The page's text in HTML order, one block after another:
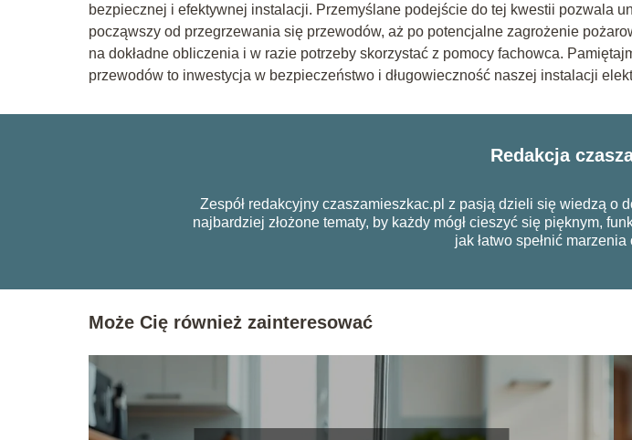
bezpiecznej i efektywnej instalacji. Przemyślane podejście do tej kwestii pozwala
począwszy od przegrzewania się przewodów, aż po potencjalne zagrożenie
na dokładne obliczenia i w razie potrzeby skorzystać z pomocy fachowca.
przewodów to inwestycja w bezpieczeństwo i długowieczność naszej instalacji
Redakcja
Zespół redakcyjny czaszamieszkac.pl z pasją dzieli się wiedzą
najbardziej złożone tematy, by każdy mógł cieszyć się pięknym,
jak łatwo spełnić
Może Cię również zainteresować